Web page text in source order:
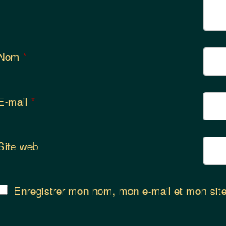
*
mail *
web
Enregistrer mon nom, mon e-mail et mon